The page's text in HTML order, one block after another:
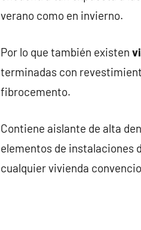
verano como en invierno.
Por lo que también existen
terminadas con
fibrocemento.
Contiene aislante de alta
elementos de instalaciones
cualquier vivienda